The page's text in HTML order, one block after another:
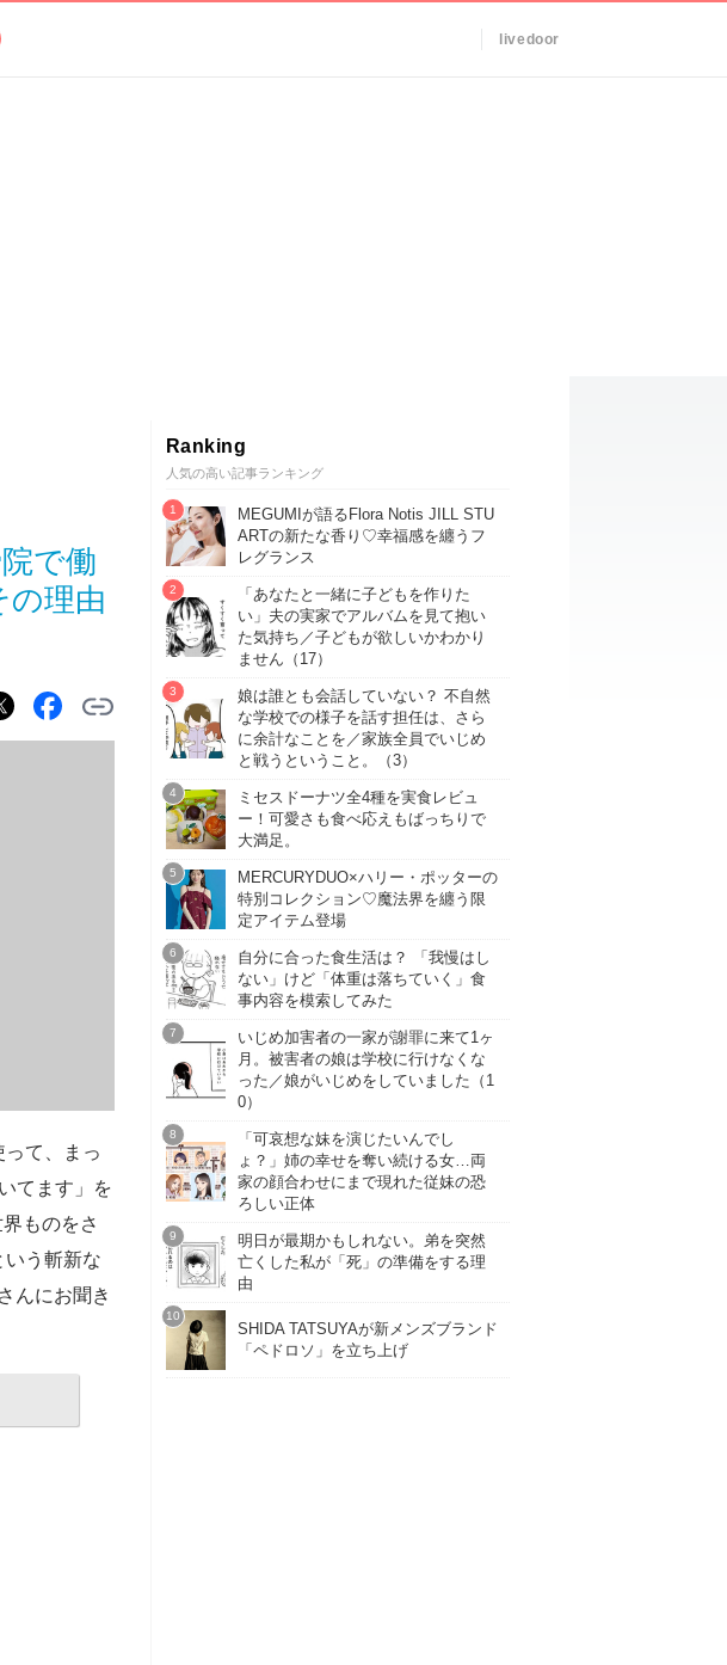
livedoor
で働
の理由
て、まっ
てます」を
ものをさ
いう斬新な
んにお聞き
Ranking
人気の高い記事ランキング
MEGUMIが語るFlora Notis JILL STU
ARTの新たな香り♡幸福感を纏うフ
レグランス
「あなたと一緒に子どもを作りた
い」夫の実家でアルバムを見て抱い
た気持ち／子どもが欲しいかわかり
ません（17）
娘は誰とも会話していない？ 不自然
な学校での様子を話す担任は、さら
に余計なことを／家族全員でいじめ
と戦うということ。（3）
ミセスドーナツ全4種を実食レビュ
ー！可愛さも食べ応えもばっちりで
大満足。
MERCURYDUO×ハリー・ポッターの
特別コレクション♡魔法界を纏う限
定アイテム登場
自分に合った食生活は？ 「我慢はし
ない」けど「体重は落ちていく」食
事内容を模索してみた
いじめ加害者の一家が謝罪に来て1ヶ
月。被害者の娘は学校に行けなくな
った／娘がいじめをしていました（1
0）
「可哀想な妹を演じたいんでし
ょ？」姉の幸せを奪い続ける女…両
家の顔合わせにまで現れた従妹の恐
ろしい正体
明日が最期かもしれない。弟を突然
亡くした私が「死」の準備をする理
由
SHIDA TATSUYAが新メンズブランド
「ペドロソ」を立ち上げ